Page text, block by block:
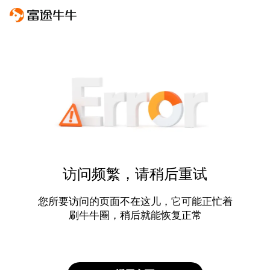
访问频繁，请稍后重试
您所要访问的页面不在这儿，它可能正忙着
刷牛牛圈，稍后就能恢复正常